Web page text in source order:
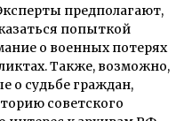
предполагают,
попыткой
о военных потерях
Также, возможно,
о судьбе граждан,
советского